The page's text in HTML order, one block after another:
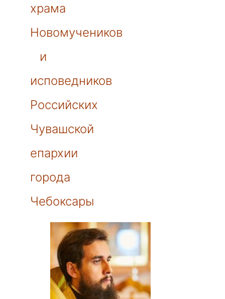
храма
Новомучеников
и
исповедников
Российских
Чувашской
епархии
города
Чебоксары